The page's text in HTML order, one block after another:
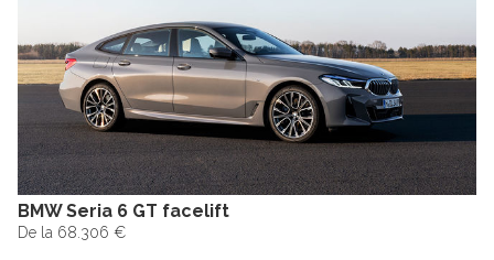
BMW Seria 6 GT facelift
De la 68.306 €